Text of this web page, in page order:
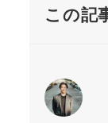
この記